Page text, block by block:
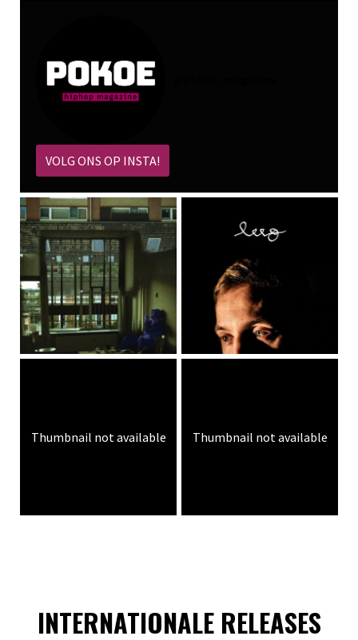
VOLG ONS OP INSTA!
Thumbnail not available Thumbnail not available
INTERNATIONALE RELEASES